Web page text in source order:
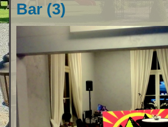
Bar (3)